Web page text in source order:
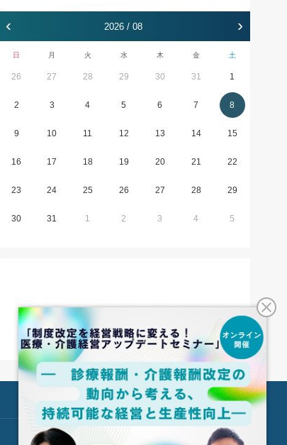
‹ 2026 / 08 ›
日 月 火 水 木 金 土
26 27 28 29 30 31 1
2 3 4 5 6 7 8
9 10 11 12 13 14 15
16 17 18 19 20 21 22
23 24 25 26 27 28 29
30 31 1 2 3 4 5